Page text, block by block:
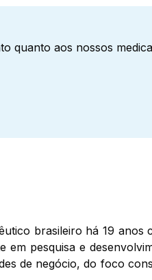
quanto aos nossos
brasileiro há 19 anos
em pesquisa e
de negócio, do foco